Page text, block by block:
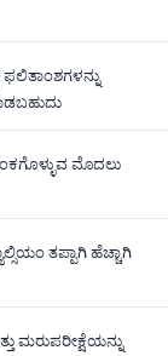
ಮೊದಲು
ತಪ್ಪಾಗಿ ಹೆಚ್ಚಾಗಿ
ಮರುಪರೀಕ್ಷೆಯನ್ನು